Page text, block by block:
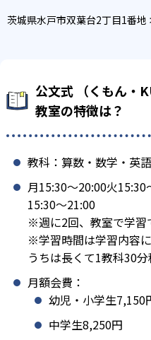
茨城県水戸市双葉台2丁目1番地
公文式 （くもん・
教室の特徴は？
教科：算数・数学・英
月15:30〜20:00火
15:30〜21:00
※週に2回、教室で学習
※学習時間は学習内容
うちは長くて1教科30分
月額会費：
幼児・小学生7,150
中学生8,250円